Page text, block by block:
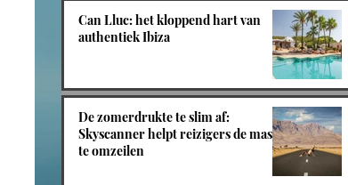
Can Lluc: het kloppend hart van
authentiek Ibiza
De zomerdrukte te slim af:
Skyscanner helpt reizigers de massa
te omzeilen